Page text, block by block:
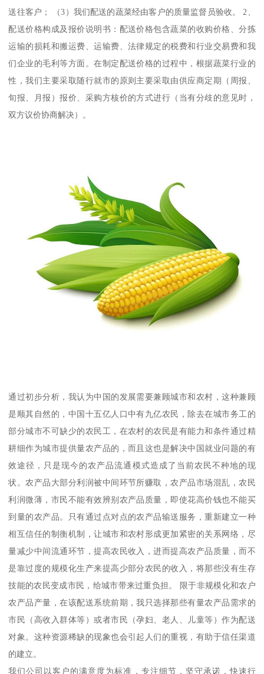
送往客户； （3）我们配送的蔬菜经由客户的质量监督员验收。 2、
配送价格构成及报价说明书：配送价格包含蔬菜的收购价格、分拣
运输的损耗和搬运费、运输费、法律规定的税费和行业交易费和我
们企业的毛利等方面。在制定配送价格的过程中，根据蔬菜行业的
性，我们主要采取随行就市的原则主要采取由供应商定期（周报、
旬报、月报）报价、采购方核价的方式进行（当有分歧的意见时，
双方议价协商解决）。
通过初步分析，我认为中国的发展需要兼顾城市和农村，这种兼顾
是顺其自然的，中国十五亿人口中有九亿农民，除去在城市务工的
部分城市不可缺少的农民工，在农村的农民是有能力和条件通过精
耕细作为城市提供量农产品的，而且这也是解决中国就业问题的有
效途径，只是现今的农产品流通模式造成了当前农民不种地的现
状。农产品大部分利润被中间环节所赚取，农产品市场混乱，农民
利润微薄，市民不能有效辨别农产品质量，即使花高价钱也不能买
到量的农产品。只有通过点对点的农产品输送服务，重新建立一种
相互信任的制衡机制，让城市和农村形成更加紧密的关系网络，尽
量减少中间流通环节，提高农民收入，进而提高农产品质量，而不
是靠过度的规模化生产来提高少部分农民的收入，将那些没有生存
技能的农民变成市民，给城市带来过重负担。 限于非规模化和农户
农产品产量，在该配送系统前期，我只选择那些有量农产品需求的
市民（高收入群体等）或者市民（孕妇、老人、儿童等）作为配送
对象。这种资源稀缺的现象也会引起人们的重视，有助于信任渠道
的建立。
我们公司以客户的满意度为标准，专注细节，坚守承诺，快速行